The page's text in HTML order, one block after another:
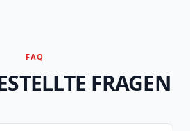
FAQ
FRAGEN